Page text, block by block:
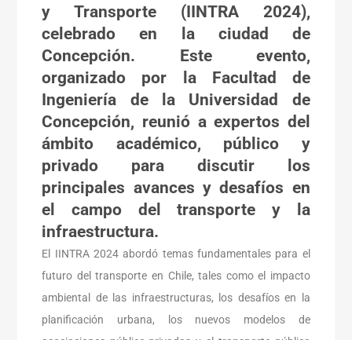
y Transporte (IINTRA 2024),
celebrado en la ciudad de
Concepción. Este evento,
organizado por la Facultad de
Ingeniería de la Universidad de
Concepción, reunió a expertos del
ámbito académico, público y
privado para discutir los
principales avances y desafíos en
el campo del transporte y la
infraestructura.
El IINTRA 2024 abordó temas fundamentales para el
futuro del transporte en Chile, tales como el impacto
ambiental de las infraestructuras, los desafíos en la
planificación urbana, los nuevos modelos de